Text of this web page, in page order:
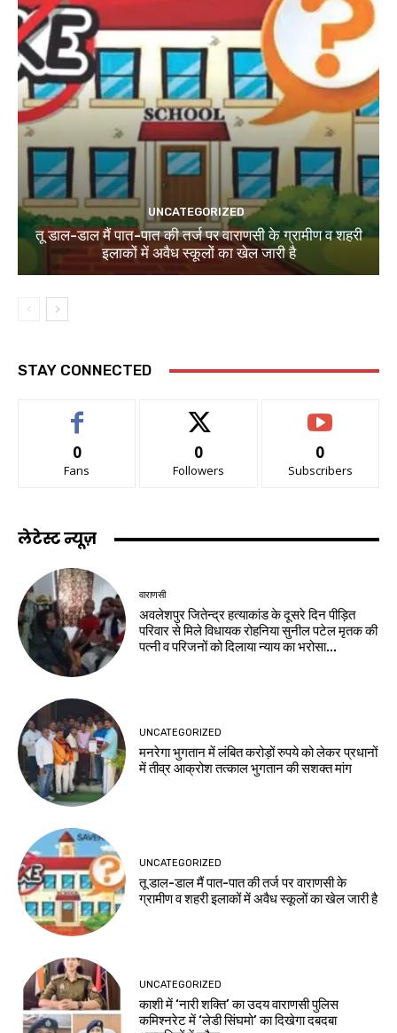
UNCATEGORIZED
तू डाल-डाल मैं पात-पात की तर्ज पर वाराणसी के ग्रामीण व शहरी
इलाकों में अवैध स्कूलों का खेल जारी है
STAY CONNECTED
0
Fans
0
Followers
0
Subscribers
लेटेस्ट न्यूज़
वाराणसी
अवलेशपुर जितेन्द्र हत्याकांड के दूसरे दिन पीड़ित
परिवार से मिले विधायक रोहनिया सुनील पटेल मृतक की
पत्नी व परिजनों को दिलाया न्याय का भरोसा...
UNCATEGORIZED
मनरेगा भुगतान में लंबित करोड़ों रुपये को लेकर प्रधानों
में तीव्र आक्रोश तत्काल भुगतान की सशक्त मांग
UNCATEGORIZED
तू डाल-डाल मैं पात-पात की तर्ज पर वाराणसी के
ग्रामीण व शहरी इलाकों में अवैध स्कूलों का खेल जारी है
UNCATEGORIZED
काशी में ‘नारी शक्ति’ का उदय वाराणसी पुलिस
कमिश्नरेट में ‘लेडी सिंघमो’ का दिखेगा दबदबा